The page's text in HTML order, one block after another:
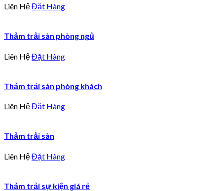
Liên HệĐặt Hàng
Thảm trải sàn phòng ngủ
Liên HệĐặt Hàng
Thảm trải sàn phòng khách
Liên HệĐặt Hàng
Thảm trải sàn
Liên HệĐặt Hàng
Thảm trải sự kiện giá rẻ